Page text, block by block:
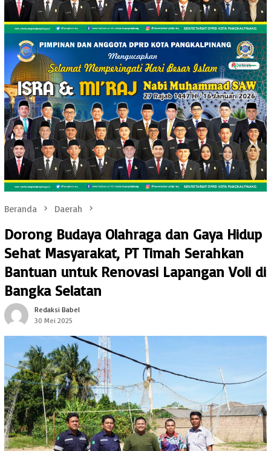
Beranda Daerah
Dorong Budaya Olahraga dan Gaya Hidup
Sehat Masyarakat, PT Timah Serahkan
Bantuan untuk Renovasi Lapangan Voli di
Bangka Selatan
Redaksi Babel
30 Mei 2025